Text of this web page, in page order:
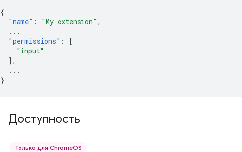
{
"name" : "My extension" ,
...
"permissions" :
[
"input"
],
...
}
Доступность
Только для ChromeOS